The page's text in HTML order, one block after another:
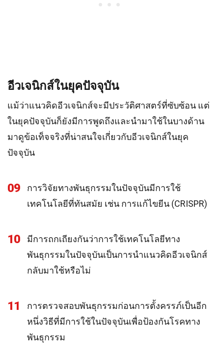
อีวเจนิกส์ในยุคปัจจุบัน
แม้ว่าแนวคิดอีวเจนิกส์จะมีประวัติศาสตร์ที่ซับซ้อน แต่
ในยุคปัจจุบันก็ยังมีการพูดถึงและนำมาใช้ในบางด้าน
มาดูข้อเท็จจริงที่น่าสนใจเกี่ยวกับอีวเจนิกส์ในยุค
ปัจจุบัน
09
การวิจัยทางพันธุกรรมในปัจจุบันมีการใช้
เทคโนโลยีที่ทันสมัย เช่น การแก้ไขยีน (CRISPR)
10
มีการถกเถียงกันว่าการใช้เทคโนโลยีทาง
พันธุกรรมในปัจจุบันเป็นการนำแนวคิดอีวเจนิกส์
กลับมาใช้หรือไม่
11
การตรวจสอบพันธุกรรมก่อนการตั้งครรภ์เป็นอีก
หนึ่งวิธีที่มีการใช้ในปัจจุบันเพื่อป้องกันโรคทาง
พันธุกรรม